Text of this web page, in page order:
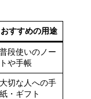
おすすめの用途
普段使いのノー
トや手帳
大切な人への手
紙・ギフト